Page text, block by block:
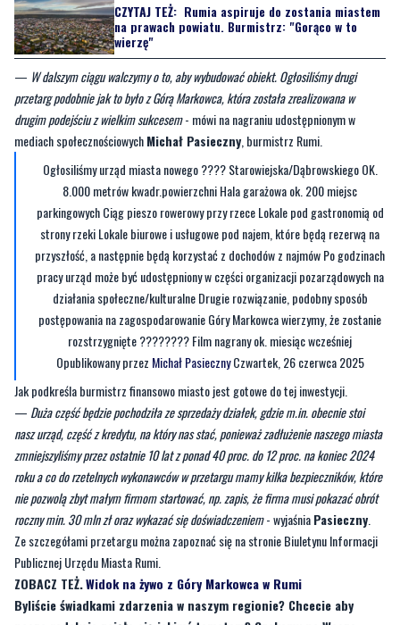
—W dalszym ciągu walczymy o to, aby wybudować obiekt. Ogłosiliśmy drugi
przetarg podobnie jak to było z Górą Markowca, która została zrealizowana w
drugim podejściu z wielkim sukcesem- mówi na nagraniu udostępnionym w
mediach społecznościowychMichał Pasieczny, burmistrz Rumi.
Ogłosiliśmy urząd miasta nowego ???? Starowiejska/Dąbrowskiego OK.
8.000 metrów kwadr.powierzchni Hala garażowa ok. 200 miejsc
parkingowych Ciąg pieszo rowerowy przy rzece Lokale pod gastronomią od
strony rzeki Lokale biurowe i usługowe pod najem, które będą rezerwą na
przyszłość, a następnie będą korzystać z dochodów z najmów Po godzinach
pracy urząd może być udostępniony w części organizacji pozarządowych na
działania społeczne/kulturalne Drugie rozwiązanie, podobny sposób
postępowania na zagospodarowanie Góry Markowca wierzymy, że zostanie
rozstrzygnięte ???????? Film nagrany ok. miesiąc wcześniej
Opublikowany przezMichał PasiecznyCzwartek, 26 czerwca 2025
Jak podkreśla burmistrz finansowo miasto jest gotowe do tej inwestycji.
Duża część będzie pochodziła ze sprzedaży działek, gdzie m.in. obecnie stoi
nasz urząd, część z kredytu, na który nas stać, ponieważ zadłużenie naszego miasta
zmniejszyliśmy przez ostatnie 10 lat z ponad 40 proc. do 12 proc. na koniec 2024
roku a co do rzetelnych wykonawców w przetargu mamy kilka bezpieczników, które
nie pozwolą zbyt małym firmom startować, np. zapis, że firma musi pokazać obrót
roczny min. 30 mln zł oraz wykazać się doświadczeniem- wyjaśniaPasieczny.
Ze szczegółami przetargu można zapoznać się na stronie Biuletynu Informacji
Publicznej Urzędu Miasta Rumi.
ZOBACZ TEŻ.Widok na żywo z Góry Markowca w Rumi
Byliście świadkami zdarzenia w naszym regionie? Chcecie aby
nasza redakcja zajęła się jakimś tematem? Czekamy na Wasze
sygnały i informacje. Można kontaktować się z naszą redakcją za
pośrednictwemstrony facebookoweji mailowo: